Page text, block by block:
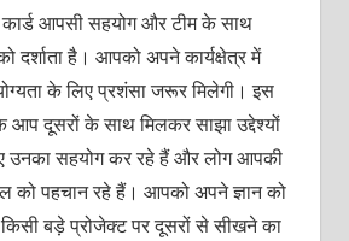
आपसी सहयोग और टीम के साथ
दर्शाता है। आपको अपने कार्यक्षेत्र में
के लिए प्रशंसा जरूर मिलेगी। इस
आप दूसरों के साथ मिलकर साझा उद्देश्‍यों
उनका सहयोग कर रहे हैं और लोग आपकी
को पहचान रहे हैं। आपको अपने ज्ञान को
बड़े प्रोजेक्‍ट पर दूसरों से सीखने का